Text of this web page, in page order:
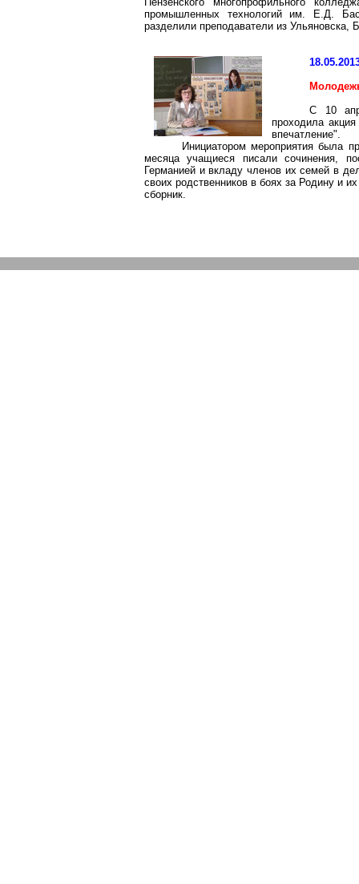
промышленных технологий им. Е.Д.
разделили преподаватели из Ульяновска,
С 10
проходила
впечатление".
Инициатором мероприятия была
месяца учащиеся писали сочинения,
Германией и вкладу членов их семей в
своих родственников в боях за Родину и
сборник.